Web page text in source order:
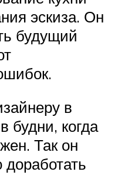
эскиза. Он
будущий
в
будни, когда
Так он